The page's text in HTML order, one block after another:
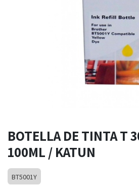
BOTELLA DE TINTA T
100ML / KATUN
BT5001Y